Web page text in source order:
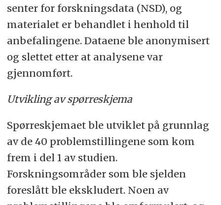
Hvilke utfordringer som
bioingeniør erfarer du i ditt arbeid
med andre helsearbeidere?
Hvilke områder av
videre forskning?
Det kom 99 forslag fra syv avdelinger
til tema som kan være aktuelle å
forske på. En innholdsanalyse ble
gjennomført og resultatene ble
kondensert til 40 forskningstemaer.
senter for forskningsdata (NSD), og
materialet er behandlet i henhold til
anbefalingene. Dataene ble anonymisert
og slettet etter at analysene var
gjennomført.
Utvikling av spørreskjema
Spørreskjemaet ble utviklet på grunnlag
av de 40 problemstillingene som kom
frem i del 1 av studien.
Forskningsområder som ble sjelden
foreslått ble ekskludert. Noen av